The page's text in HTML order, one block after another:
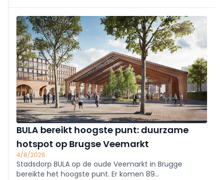
toestel? Wanneer is het nuttig? En wat is het verschil
met een bivalente installatie?
BULA bereikt hoogste punt: duurzame
hotspot op Brugse Veemarkt
4/8/2026
Stadsdorp BULA op de oude Veemarkt in Brugge
bereikte het hoogste punt. Er komen 89